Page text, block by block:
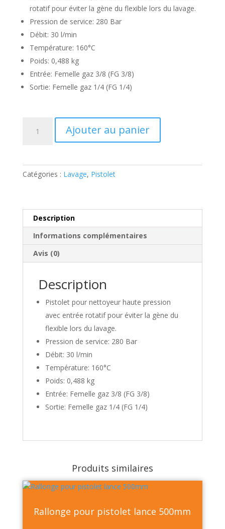
rotatif pour éviter la gène du flexible lors du lavage.
Pression de service: 280 Bar
Débit: 30 l/min
Température: 160°C
Poids: 0,488 kg
Entrée: Femelle gaz 3/8 (FG 3/8)
Sortie: Femelle gaz 1/4 (FG 1/4)
rotatif
3/8
Ajouter au panier
Catégories : Lavage, Pistolet
Description
Informations complémentaires
Avis (0)
Description
Pistolet pour nettoyeur haute pression
avec entrée rotatif pour éviter la gène du
flexible lors du lavage.
Pression de service: 280 Bar
Débit: 30 l/min
Température: 160°C
Poids: 0,488 kg
Entrée: Femelle gaz 3/8 (FG 3/8)
Sortie: Femelle gaz 1/4 (FG 1/4)
Produits similaires
Rallonge pour pistolet lance 500mm